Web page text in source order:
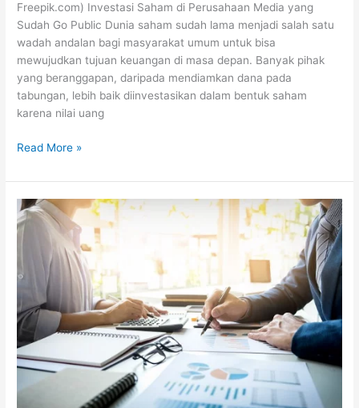
Freepik.com) Investasi Saham di Perusahaan Media yang
Sudah Go Public Dunia saham sudah lama menjadi salah satu
wadah andalan bagi masyarakat umum untuk bisa
mewujudkan tujuan keuangan di masa depan. Banyak pihak
yang beranggapan, daripada mendiamkan dana pada
tabungan, lebih baik diinvestasikan dalam bentuk saham
karena nilai uang
Read More »
Pentingnya
Pajak
Buat
Negara,
Pasang
Iklan
Juga
Wajib
Bayar
Pajak,
Lho!